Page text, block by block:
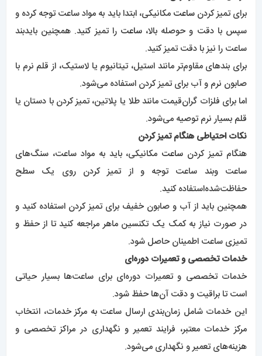
برای تمیز کردنساعت مکانیکی، ابتدا باید به مواد ساعت توجه کرده و
سپس با دقت و حوصله بالا،ساعت را تمیز کنید. همچنین باید‌بند
ساعت را نیز با دقت تمیز کنید.
برای بندهای مقاوم‌تر مانند استیل، تیتانیوم یا لاستیک، از قلم نرم با
صابون نرم و آب برای تمیز کردن استفاده می‌شود.
اما برای فلزات گران‌قیمت مانند طلا یا پلاتین، تمیز کردن با دستان یا
قلم بسیار نرم توصیه می‌شود.
نکات احتیاطی هنگام تمیز کردن
هنگام تمیز کردن ساعت مکانیکی، باید به مواد ساعت، سنگ‌های
ساعت و‌بند ساعت توجه و از تمیز کردن روی یک سطح
حفاظت‌شده‌استفاده کنید.
همچنین باید از آب و صابون خفیف برای تمیز کردن استفاده کنید و
در صورت نیاز به کمک یک تکنسین ماهر مراجعه کنید تا از حفظ و
تمیزی ساعت اطمینان حاصل شود.
خدمات تخصصی و تعمیرات دوره‌ای
خدمات تخصصی و تعمیرات دوره‌ای برای ساعت‌ها بسیار حیاتی
است تا براقیت و دقت آن‌ها حفظ شود.
این خدمات شامل زمان‌بندی ارسال ساعت به مرکز خدمات، انتخاب
مرکز خدمات معتبر، فرایند تعمیر و نگهداری در مراکز تخصصی و
هزینه‌های تعمیر و نگهداری می‌شود.